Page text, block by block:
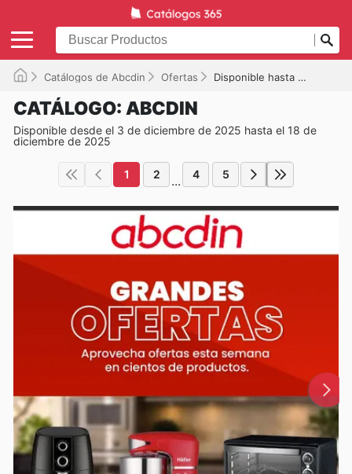
Catálogos de Abcdin Ofertas Disponible hasta el 18-12-2025
CATÁLOGO: ABCDIN
Disponible desde el 3 de diciembre de 2025 hasta el 18 de
diciembre de 2025
1 2 ... 4 5